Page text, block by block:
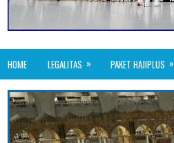
HOME LEGALITAS » PAKET HAJIPLUS »